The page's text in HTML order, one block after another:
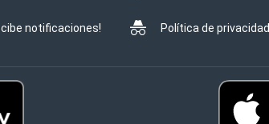
notificaciones! Política de privacidad